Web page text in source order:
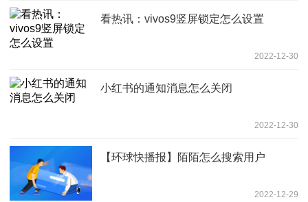
看热讯：vivos9竖屏锁定怎么设置
2022-12-30
小红书的通知消息怎么关闭
2022-12-30
【环球快播报】陌陌怎么搜索用户
2022-12-29